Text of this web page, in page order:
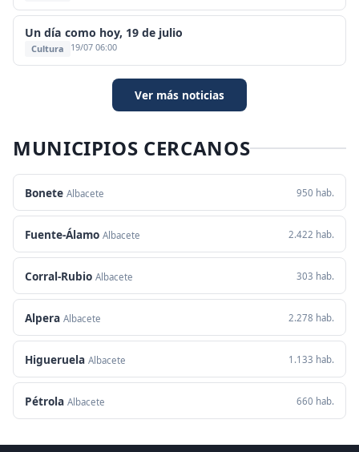
Un día como hoy, 19 de julio
Cultura 19/07 06:00
Ver más noticias
MUNICIPIOS CERCANOS
Bonete Albacete 950 hab.
Fuente-Álamo Albacete 2.422 hab.
Corral-Rubio Albacete 303 hab.
Alpera Albacete 2.278 hab.
Higueruela Albacete 1.133 hab.
Pétrola Albacete 660 hab.